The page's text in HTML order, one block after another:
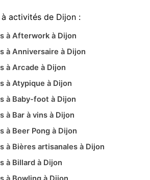
activités de Dijon :
à Afterwork à Dijon
à Anniversaire à Dijon
à Arcade à Dijon
à Atypique à Dijon
à Baby-foot à Dijon
à Bar à vins à Dijon
à Beer Pong à Dijon
à Bières artisanales à Dijon
à Billard à Dijon